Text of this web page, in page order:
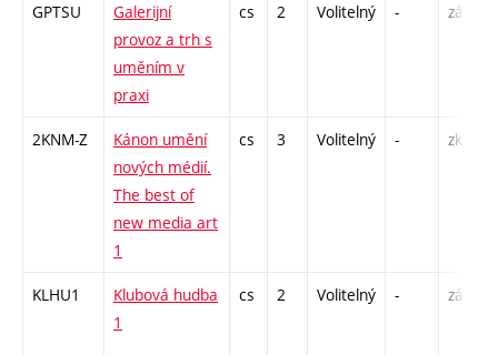
GPTSU
Galerijní
provoz a trh s
uměním v
praxi
cs 2 Volitelný - zá
2KNM-Z
Kánon umění
nových médií.
The best of
new media art
1
cs 3 Volitelný - zk
KLHU1
Klubová hudba
1
cs 2 Volitelný - zá